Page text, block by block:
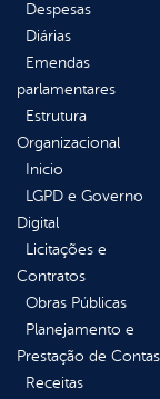
Despesas
Diárias
Emendas
parlamentares
Estrutura
Organizacional
Inicio
LGPD e Governo
Digital
Licitações e
Contratos
Obras Públicas
Planejamento e
Prestação de Contas
Receitas